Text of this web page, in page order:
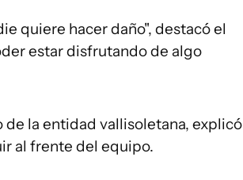
quiere hacer daño", destacó el
estar disfrutando de algo
de la entidad vallisoletana, explicó
al frente del equipo.